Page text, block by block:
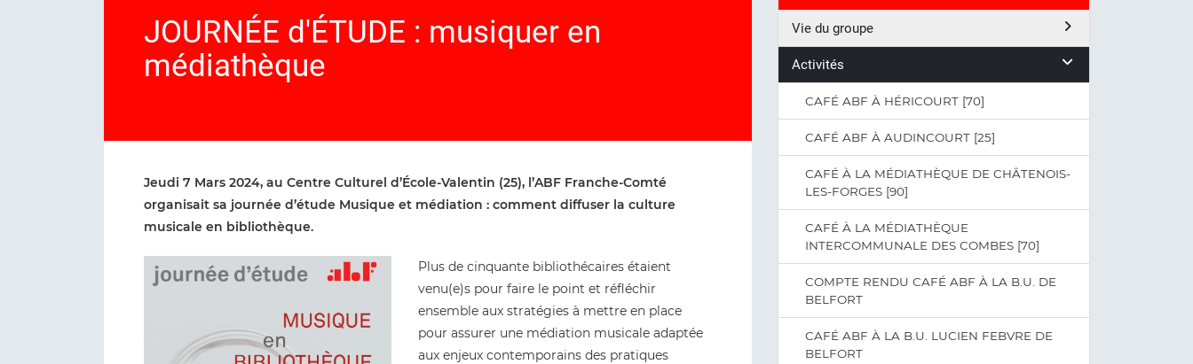
JOURNÉE d'ÉTUDE : musiquer en
médiathèque
Jeudi 7 Mars 2024, au Centre Culturel d’École-Valentin (25), l’ABF Franche-Comté
organisait sa journée d’étude Musique et médiation : comment diffuser la culture
musicale en bibliothèque.
Plus de cinquante bibliothécaires étaient
venu(e)s pour faire le point et réfléchir
ensemble aux stratégies à mettre en place
pour assurer une médiation musicale adaptée
aux enjeux contemporains des pratiques
Vie du groupe
Activités
CAFÉ ABF À HÉRICOURT [70]
CAFÉ ABF À AUDINCOURT [25]
CAFÉ À LA MÉDIATHÈQUE DE CHÂTENOIS-
LES-FORGES [90]
CAFÉ À LA MÉDIATHÈQUE
INTERCOMMUNALE DES COMBES [70]
COMPTE RENDU CAFÉ ABF À LA B.U. DE
BELFORT
CAFÉ ABF À LA B.U. LUCIEN FEBVRE DE
BELFORT